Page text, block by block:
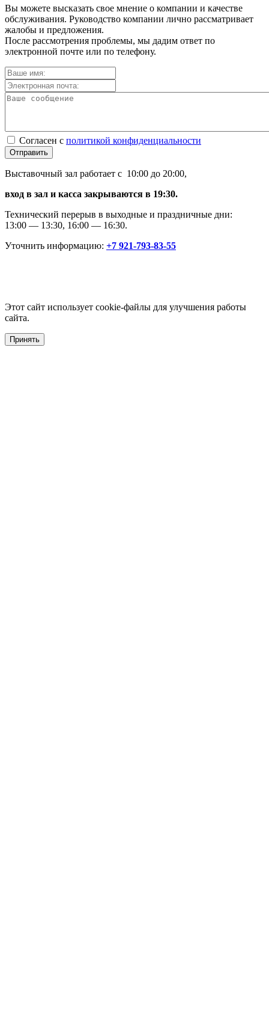
Вы можете высказать свое мнение о компании и качестве
обслуживания. Руководство компании лично рассматривает
жалобы и предложения.
После рассмотрения проблемы, мы дадим ответ по
электронной почте или по телефону.
Согласен с политикой конфиденциальности
Отправить
Выставочный зал работает с 10:00 до 20:00,
вход в зал и касса закрываются в 19:30.
Технический перерыв в выходные и праздничные дни:
13:00 — 13:30, 16:00 — 16:30.
Уточнить информацию: +7 921-793-83-55
Этот сайт использует cookie-файлы для улучшения работы
сайта.
Принять